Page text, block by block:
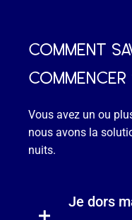
comment
commencer
Vous avez un ou
nous avons la
nuits.
Je dors